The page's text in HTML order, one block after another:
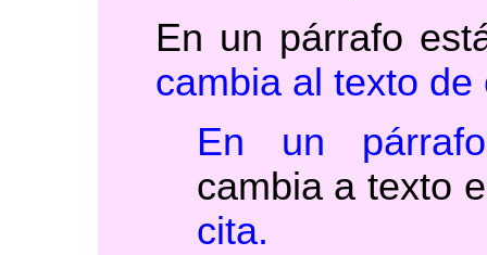
En un párrafo
cambia al texto
En un
cambia a texto
cita.